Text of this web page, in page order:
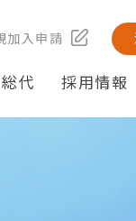
加入申請
代 採用情報